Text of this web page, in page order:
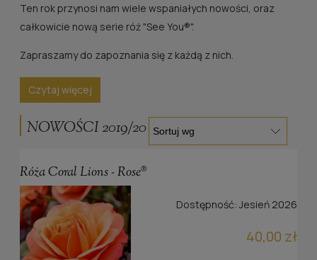
Ten rok przynosi nam wiele wspaniałych nowości, oraz
całkowicie nową serie róż "See You®".
Zapraszamy do zapoznania się z każdą z nich.
Czytaj więcej
NOWOŚCI 2019/20
Róża Coral Lions - Rose®
Dostępność: Jesień 2026
40,00 zł